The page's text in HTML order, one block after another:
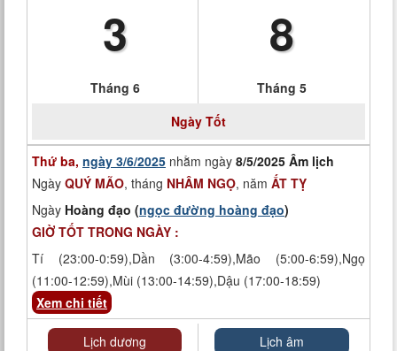
3
Tháng 6
8
Tháng 5
Ngày Tốt
Thứ ba, ngày 3/6/2025 nhằm ngày 8/5/2025 Âm lịch
Ngày QUÝ MÃO, tháng NHÂM NGỌ, năm ẤT TỴ
Ngày Hoàng đạo (ngọc đường hoàng đạo)
GIỜ TỐT TRONG NGÀY :
Tí (23:00-0:59),Dần (3:00-4:59),Mão (5:00-6:59),Ngọ
(11:00-12:59),Mùi (13:00-14:59),Dậu (17:00-18:59)
Xem chi tiết
Lịch dương Lịch âm